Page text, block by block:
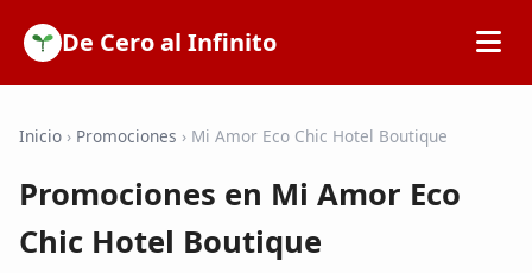
De Cero al Infinito
SOFIPOs
Inicio › Promociones › Mi Amor Eco Chic Hotel Boutique
Promociones en Mi Amor Eco
Chic Hotel Boutique